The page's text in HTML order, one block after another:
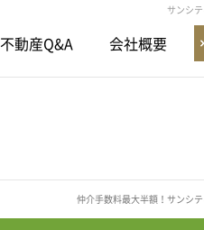
サンシ
不動産Q&A 会社概要
仲介手数料最大半額！サンシ